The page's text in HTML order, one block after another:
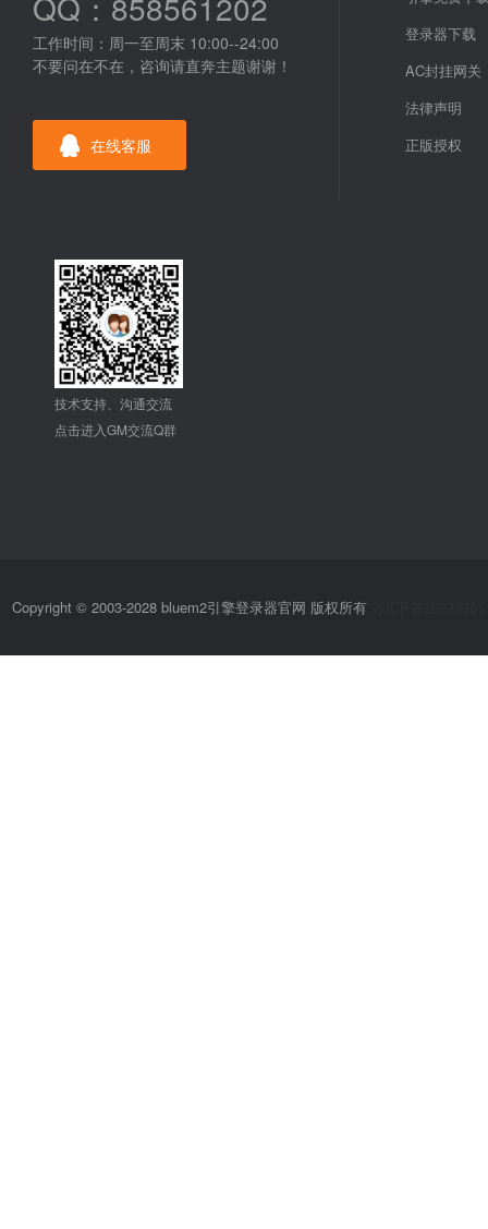
工作时间：周一至周末 10:00--24:00
不要问在不在，咨询请直奔主题谢谢！
在线客服
登录器下载
AC封挂网关
法律声明
正版授权
技术支持、沟通交流
点击进入GM交流Q群
Copyright © 2003-2028 bluem2引擎登录器官网 版权所有